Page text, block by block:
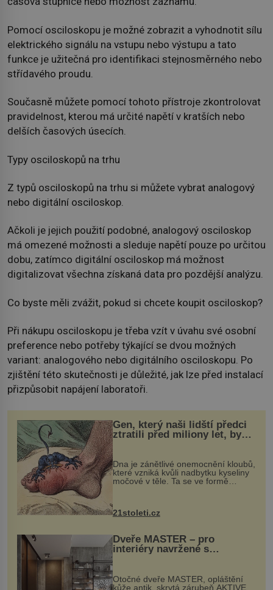
Pomocí osciloskopu je možné zobrazit a vyhodnotit sílu
elektrického signálu na vstupu nebo výstupu a tato
funkce je užitečná pro identifikaci stejnosměrného nebo
střídavého proudu.
Současně můžete pomocí tohoto přístroje zkontrolovat
pravidelnost, kterou má určité napětí v kratších nebo
delších časových úsecích.
Typy osciloskopů na trhu
Z typů osciloskopů na trhu si můžete vybrat analogový
nebo digitální osciloskop.
Ačkoli je jejich použití podobné, analogový osciloskop
má omezené možnosti a sleduje napětí pouze po určitou
dobu, zatímco digitální osciloskop má možnost
digitalizovat všechna získaná data pro pozdější analýzu.
Co byste měli zvážit, pokud si chcete koupit osciloskop?
Při nákupu osciloskopu je třeba vzít v úvahu své osobní
preference nebo potřeby týkající se dvou možných
variant: analogového nebo digitálního osciloskopu. Po
zjištění této skutečnosti je důležité, jak lze před instalací
přizpůsobit napájení laboratoři.
Gen, který naši lidští předci
ztratili před miliony let, by
mohl pomoci s léčbou
„nemoci králů“
Dna je zánětlivé onemocnění kloubů,
které vzniká kvůli nadbytku kyseliny
močové v těle. Ta se ve formě
nohou, a způsobuje bole...
21stoleti.cz
Dveře MASTER – pro
interiéry navržené s
rozumem i vášní!
Otočné dveře MASTER, opláštění
kůže antik, skrytá zárubeň AKTIVE